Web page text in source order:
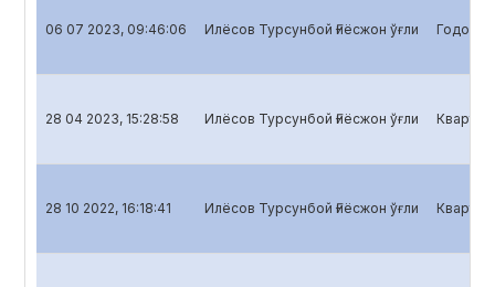
06 07 2023, 09:46:06 Илёсов Турсунбой Ғиёсжон ўғли
28 04 2023, 15:28:58 Илёсов Турсунбой Ғиёсжон ўғли
28 10 2022, 16:18:41 Илёсов Турсунбой Ғиёсжон ўғли